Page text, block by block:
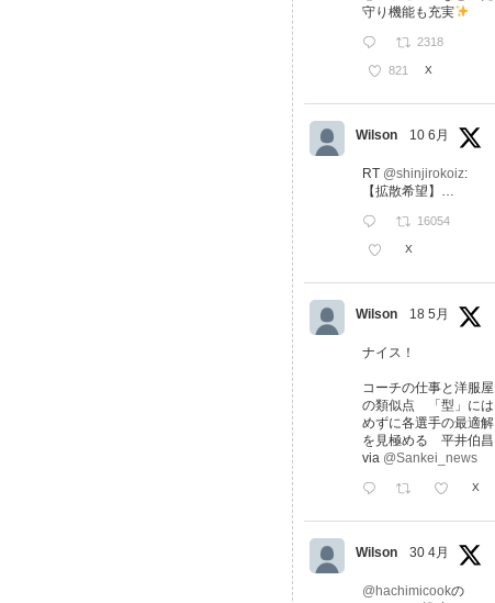
守り機能も充実
2318
821 X
Wilson 10 6月
RT @shinjirokoiz:
【拡散希望】…
16054
X
Wilson 18 5月
ナイス！
コーチの仕事と洋服屋
の類似点 「型」には
めずに各選手の最適解
を見極める 平井伯昌
via @Sankei_news
X
Wilson 30 4月
@hachimicookの